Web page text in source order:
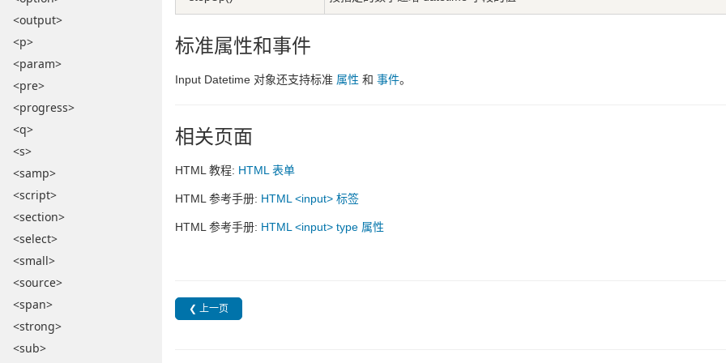
<output>
<p>
<param>
<pre>
<progress>
<q>
<s>
<samp>
<script>
<section>
<select>
<small>
<source>
<span>
<strong>
<sub>
标准属性和事件
Input Datetime 对象还支持标准 属性 和 事件。
相关页面
HTML 教程: HTML 表单
HTML 参考手册: HTML <input> 标签
HTML 参考手册: HTML <input> type 属性
❮ 上一页